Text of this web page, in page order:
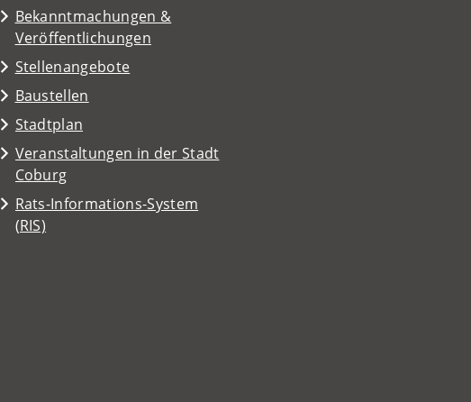
Tab)Bekanntmachungen &
Veröffentlichungen
Stellenangebote
Baustellen
Stadtplan
(Öffnet
in
einem
Tab)
Veranstaltungen in der Stadt
Coburg
(Öffnet
in
einem
neuen
Rats-Informations-System
(RIS)
(Öffnet